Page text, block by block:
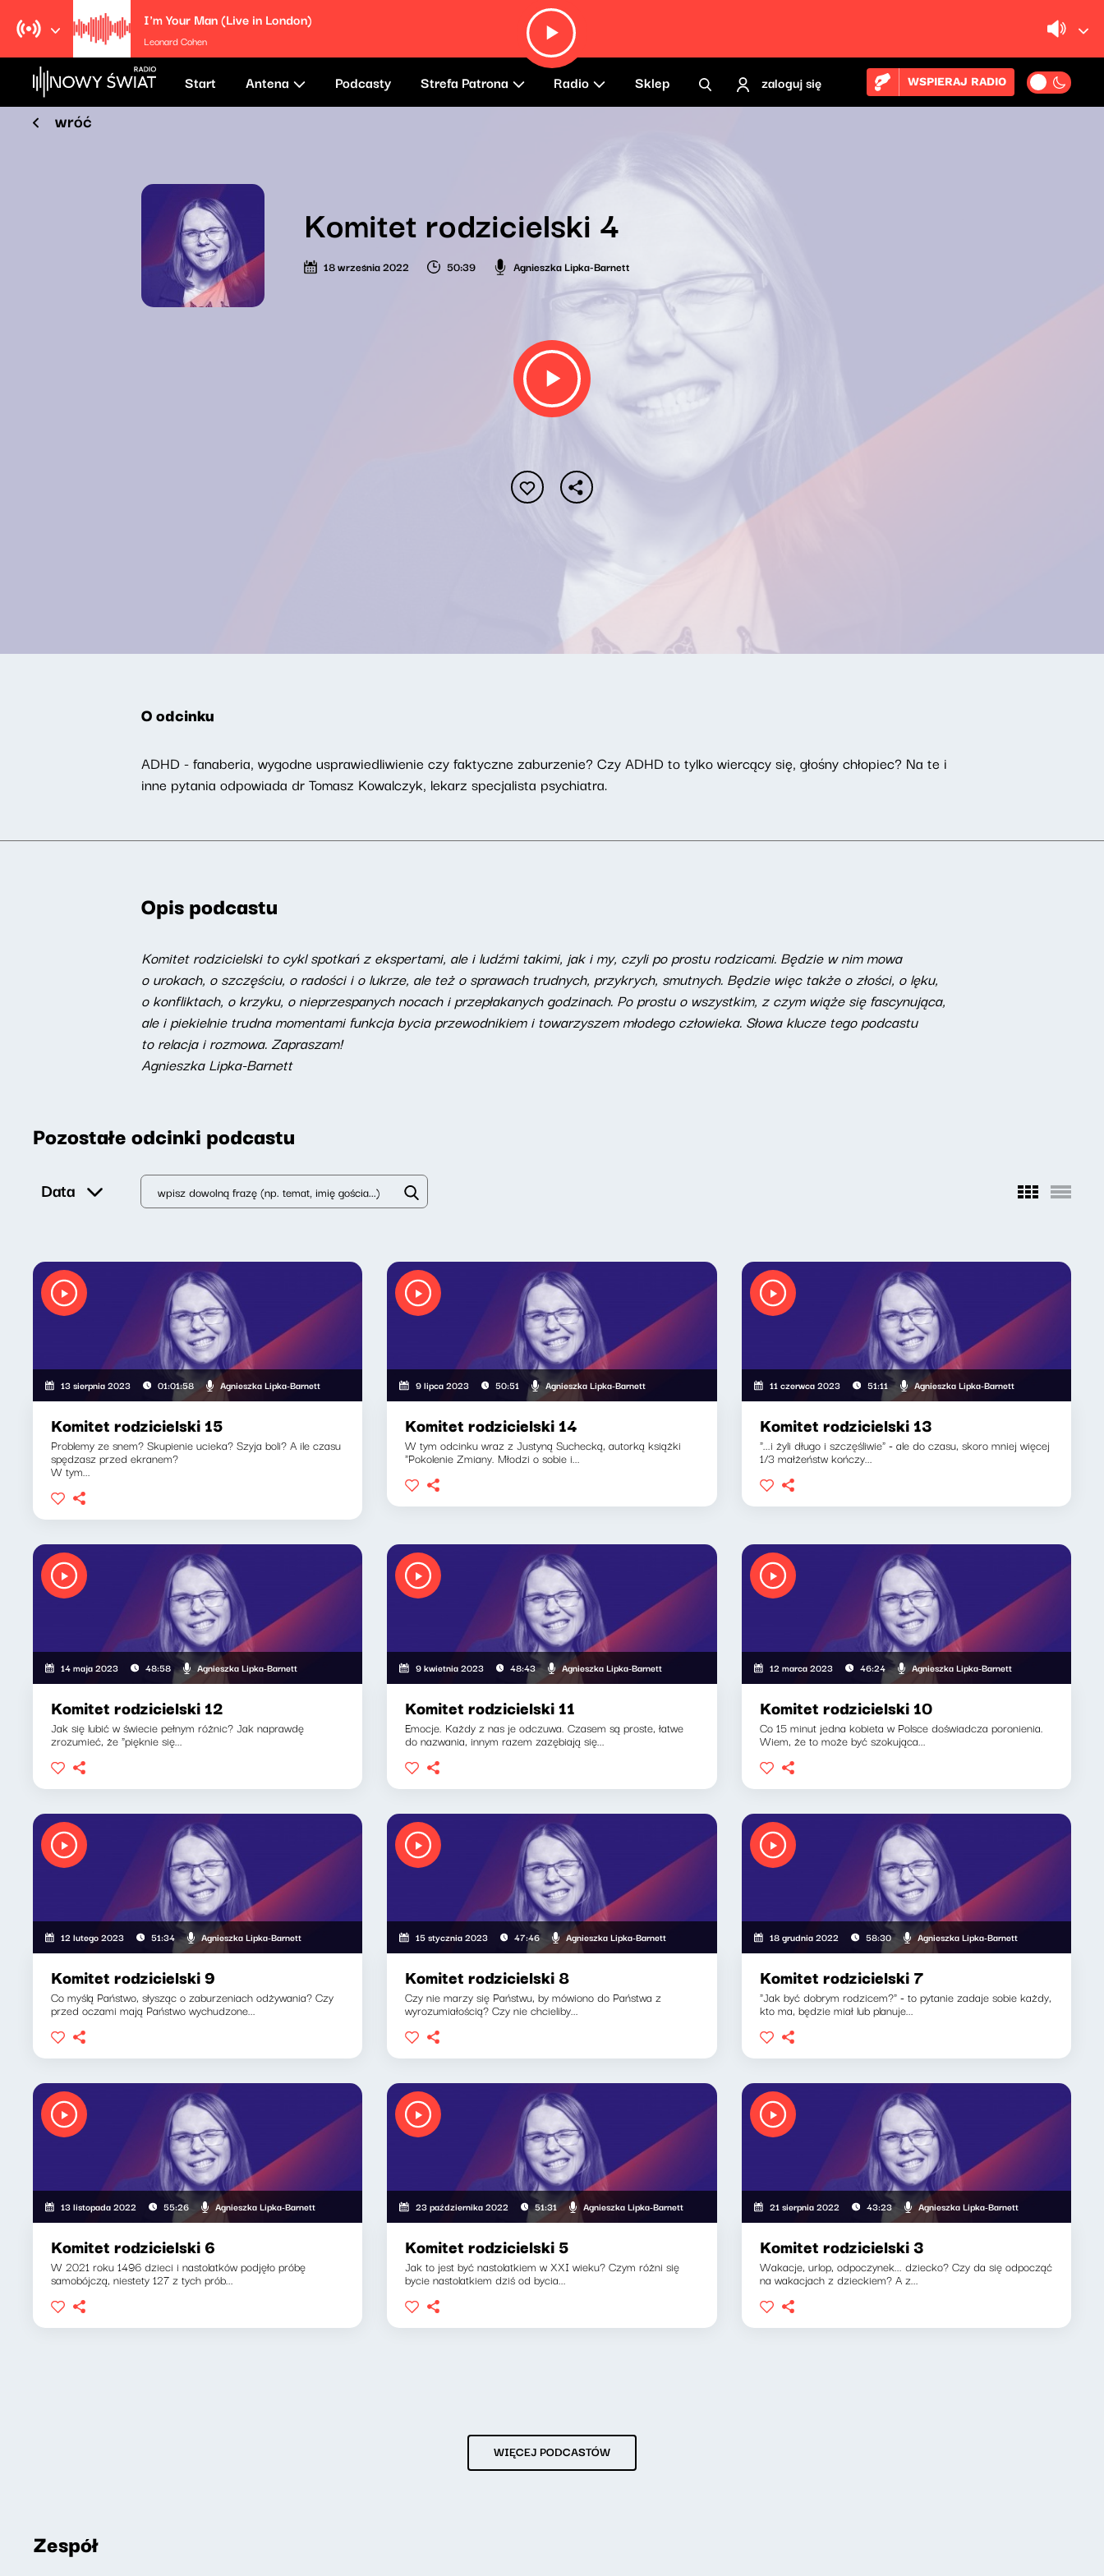
I'm Your Man (Live in London)
Leonard Cohen
Start Antena Podcasty Strefa Patrona Radio Sklep zaloguj się WSPIERAJ RADIO
wróć
Komitet rodzicielski 4
18 września 2022 50:39 Agnieszka Lipka-Barnett
O odcinku
ADHD - fanaberia, wygodne usprawiedliwienie czy faktyczne zaburzenie? Czy ADHD to tylko wiercący się, głośny chłopiec? Na te i
inne pytania odpowiada dr Tomasz Kowalczyk, lekarz specjalista psychiatra.
Opis podcastu
Komitet rodzicielski to cykl spotkań z ekspertami, ale i ludźmi takimi, jak i my, czyli po prostu rodzicami. Będzie w nim mowa
o urokach, o szczęściu, o radości i o lukrze, ale też o sprawach trudnych, przykrych, smutnych. Będzie więc także o złości, o lęku,
o konfliktach, o krzyku, o nieprzespanych nocach i przepłakanych godzinach. Po prostu o wszystkim, z czym wiąże się fascynująca,
ale i piekielnie trudna momentami funkcja bycia przewodnikiem i towarzyszem młodego człowieka. Słowa klucze tego podcastu
to relacja i rozmowa. Zapraszam!
Agnieszka Lipka-Barnett
Pozostałe odcinki podcastu
Data
13 sierpnia 2023 01:01:58 Agnieszka Lipka-Barnett
Komitet rodzicielski 15
Problemy ze snem? Skupienie ucieka? Szyja boli? A ile czasu
spędzasz przed ekranem?
W tym...
9 lipca 2023 50:51 Agnieszka Lipka-Barnett
Komitet rodzicielski 14
W tym odcinku wraz z Justyną Suchecką, autorką książki
"Pokolenie Zmiany. Młodzi o sobie i...
11 czerwca 2023 51:11 Agnieszka Lipka-Barnett
Komitet rodzicielski 13
"...i żyli długo i szczęśliwie" - ale do czasu, skoro mniej więcej
1/3 małżeństw kończy...
14 maja 2023 48:58 Agnieszka Lipka-Barnett
Komitet rodzicielski 12
Jak się lubić w świecie pełnym różnic? Jak naprawdę
zrozumieć, że "pięknie się...
9 kwietnia 2023 48:43 Agnieszka Lipka-Barnett
Komitet rodzicielski 11
Emocje. Każdy z nas je odczuwa. Czasem są proste, łatwe
do nazwania, innym razem zazębiają się...
12 marca 2023 46:24 Agnieszka Lipka-Barnett
Komitet rodzicielski 10
Co 15 minut jedna kobieta w Polsce doświadcza poronienia.
Wiem, że to może być szokująca...
12 lutego 2023 51:34 Agnieszka Lipka-Barnett
Komitet rodzicielski 9
Co myślą Państwo, słysząc o zaburzeniach odżywania? Czy
przed oczami mają Państwo wychudzone...
15 stycznia 2023 47:46 Agnieszka Lipka-Barnett
Komitet rodzicielski 8
Czy nie marzy się Państwu, by mówiono do Państwa z
wyrozumiałością? Czy nie chcieliby...
18 grudnia 2022 58:30 Agnieszka Lipka-Barnett
Komitet rodzicielski 7
"Jak być dobrym rodzicem?" - to pytanie zadaje sobie każdy,
kto ma, będzie miał lub planuje...
13 listopada 2022 55:26 Agnieszka Lipka-Barnett
Komitet rodzicielski 6
W 2021 roku 1496 dzieci i nastolatków podjęło próbę
samobójczą, niestety 127 z tych prób...
23 października 2022 51:31 Agnieszka Lipka-Barnett
Komitet rodzicielski 5
Jak to jest być nastolatkiem w XXI wieku? Czym różni się
bycie nastolatkiem dziś od bycia...
21 sierpnia 2022 43:23 Agnieszka Lipka-Barnett
Komitet rodzicielski 3
Wakacje, urlop, odpoczynek... dziecko? Czy da się odpocząć
na wakacjach z dzieckiem? A z...
WIĘCEJ PODCASTÓW
Zespół